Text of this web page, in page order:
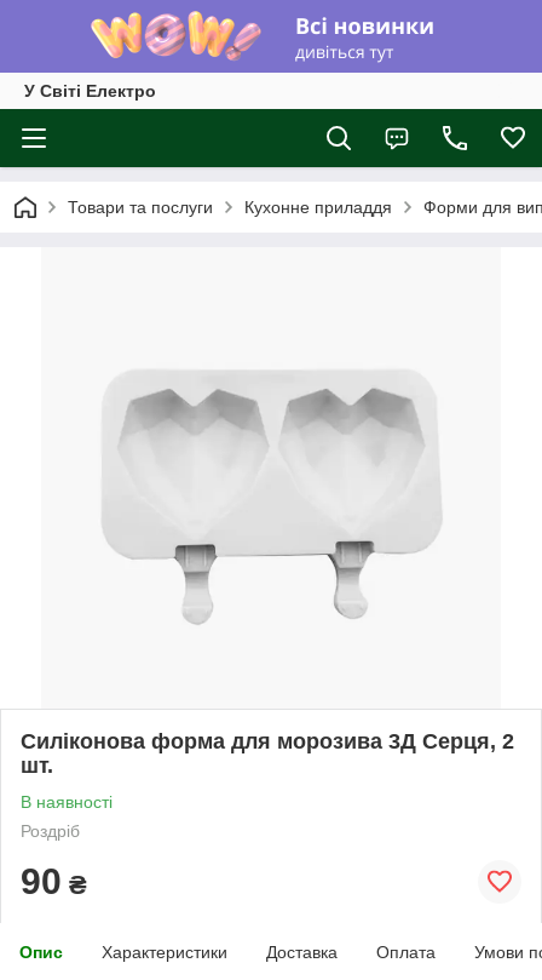
У Світі Електро
Товари та послуги Кухонне приладдя Форми для
Силіконова форма для морозива 3Д Серця, 2
шт.
В наявності
Роздріб
90 ₴
Опис Характеристики Доставка Оплата Умови